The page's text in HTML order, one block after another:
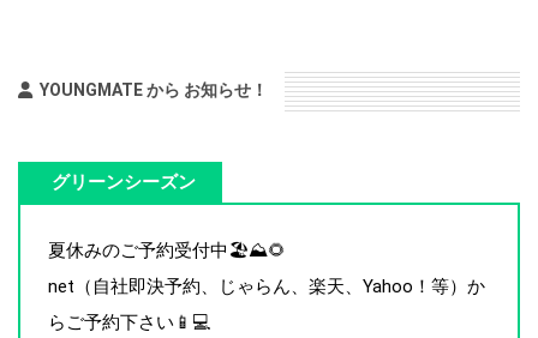
YOUNGMATE から お知らせ！
グリーンシーズン
夏休みのご予約受付中🏖️⛰️🌻
net（自社即決予約、じゃらん、楽天、Yahoo！等）か
らご予約下さい📱💻